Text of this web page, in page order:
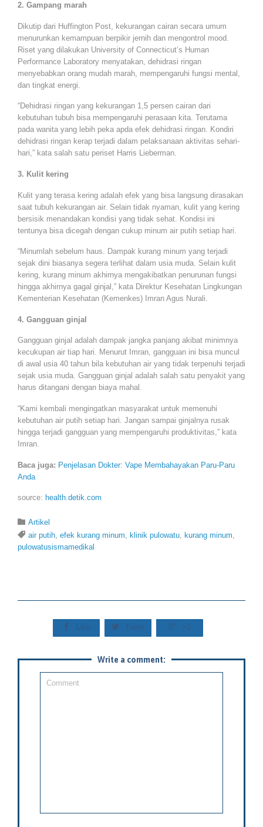
2. Gampang marah
Dikutip dari Huffington Post, kekurangan cairan secara umum
menurunkan kemampuan berpikir jernih dan mengontrol mood.
Riset yang dilakukan University of Connecticut’s Human
Performance Laboratory menyatakan, dehidrasi ringan
menyebabkan orang mudah marah, mempengaruhi fungsi mental,
dan tingkat energi.
“Dehidrasi ringan yang kekurangan 1,5 persen cairan dari
kebutuhan tubuh bisa mempengaruhi perasaan kita. Terutama
pada wanita yang lebih peka apda efek dehidrasi ringan. Kondiri
dehidrasi ringan kerap terjadi dalam pelaksanaan aktivitas sehari-
hari,” kata salah satu periset Harris Lieberman.
3. Kulit kering
Kulit yang terasa kering adalah efek yang bisa langsung dirasakan
saat tubuh kekurangan air. Selain tidak nyaman, kulit yang kering
bersisik menandakan kondisi yang tidak sehat. Kondisi ini
tentunya bisa dicegah dengan cukup minum air putih setiap hari.
“Minumlah sebelum haus. Dampak kurang minum yang terjadi
sejak dini biasanya segera terlihat dalam usia muda. Selain kulit
kering, kurang minum akhirnya mengakibatkan penurunan fungsi
hingga akhirnya gagal ginjal,” kata Direktur Kesehatan Lingkungan
Kementerian Kesehatan (Kemenkes) Imran Agus Nurali.
4. Gangguan ginjal
Gangguan ginjal adalah dampak jangka panjang akibat minimnya
kecukupan air tiap hari. Menurut Imran, gangguan ini bisa muncul
di awal usia 40 tahun bila kebutuhan air yang tidak terpenuhi terjadi
sejak usia muda. Gangguan ginjal adalah salah satu penyakit yang
harus ditangani dengan biaya mahal.
“Kami kembali mengingatkan masyarakat untuk memenuhi
kebutuhan air putih setiap hari. Jangan sampai ginjalnya rusak
hingga terjadi gangguan yang mempengaruhi produktivitas,” kata
Imran.
Baca juga: Penjelasan Dokter: Vape Membahayakan Paru-Paru
Anda
source: health.detik.com
 Category
Artikel
 Tags
air putih, efek kurang minum, klinik pulowatu, kurang minum,
pulowatusismamedikal
 Like  Tweet  +1
Write a comment: